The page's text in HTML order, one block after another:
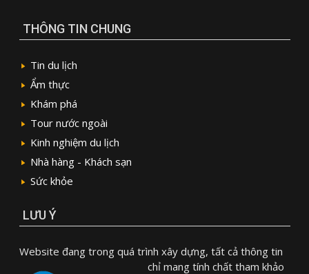
THÔNG TIN CHUNG
Tin du lịch
Ẩm thực
Khám phá
Tour nước ngoài
Kinh nghiệm du lịch
Nhà hàng - Khách sạn
Sức khỏe
LƯU Ý
Website đang trong quá trình xây dựng, tất cả thông tin
chỉ mang tính chất tham khảo